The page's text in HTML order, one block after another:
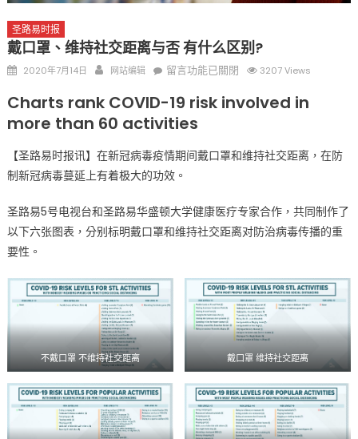
圣路易时报
戴口罩、维持社交距离与否 有什么区别?
Posted
2020年7月14日 Author
网站编辑
在
口
罩、
持
社
距
离
什
么
区
别?〉
中
留言功能已關閉 3207 Views
Charts rank COVID-19 risk involved in
more than 60 activities
【圣路易时报讯】在新冠病毒疫情期间戴口罩和维持社交距离，在防
制新冠病毒蔓延上有着极大的功效。
圣路易5号电视台和圣路易华盛顿大学健康医疗专家合作，共同制作了
以下六张图表，分别标明戴口罩和维持社交距离对防治病毒传播的重
要性。
不戴口罩 不维持社交距离 戴口罩 维持社交距离